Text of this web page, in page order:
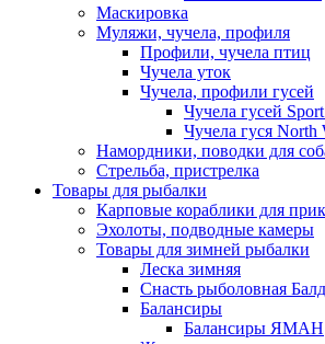
Маскировка
Муляжи, чучела, профиля
Профили, чучела птиц
Чучела уток
Чучела, профили гусей
Чучела гусей
Чучела гуся North
Намордники, поводки для
Стрельба, пристрелка
Товары для рыбалки
Карповые кораблики для
Эхолоты, подводные камеры
Товары для зимней рыбалки
Леска зимняя
Снасть рыболовная
Балансиры
Балансиры ЯМАН